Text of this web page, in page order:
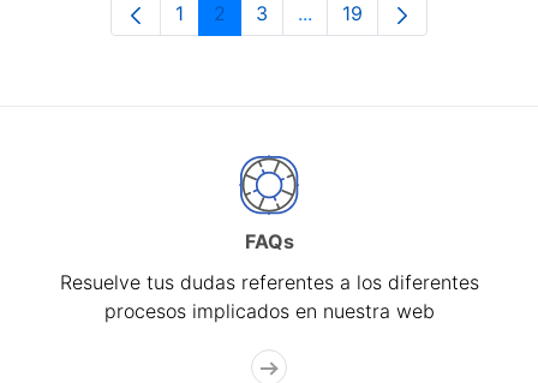
Página
1 Página
2 Página
3 ...Páginas intermedias Use
Página
19
FAQs
Resuelve tus dudas referentes a los diferentes
procesos implicados en nuestra web